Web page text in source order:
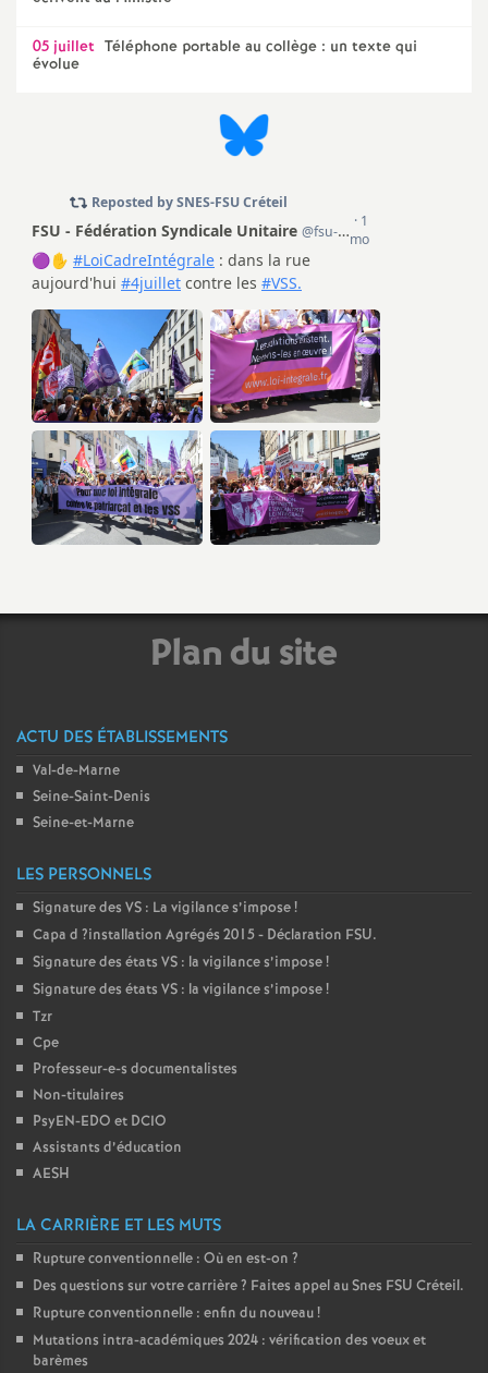
05 juillet Téléphone portable au collège : un texte qui
évolue
Plan du site
ACTU DES ÉTABLISSEMENTS
Val-de-Marne
Seine-Saint-Denis
Seine-et-Marne
LES PERSONNELS
Signature des VS : La vigilance s’impose!
Capa d ?installation Agrégés 2015 - Déclaration FSU.
Signature des états VS : la vigilance s’impose!
Signature des états VS : la vigilance s’impose!
Tzr
Cpe
Professeur-e-s documentalistes
Non-titulaires
PsyEN-EDO et DCIO
Assistants d’éducation
AESH
LA CARRIÈRE ET LES MUTS
Rupture conventionnelle : Où en est-on ?
Des questions sur votre carrière? Faites appel au Snes FSU Créteil.
Rupture conventionnelle : enfin du nouveau!
Mutations intra-académiques 2024 : vérification des voeux et
barèmes